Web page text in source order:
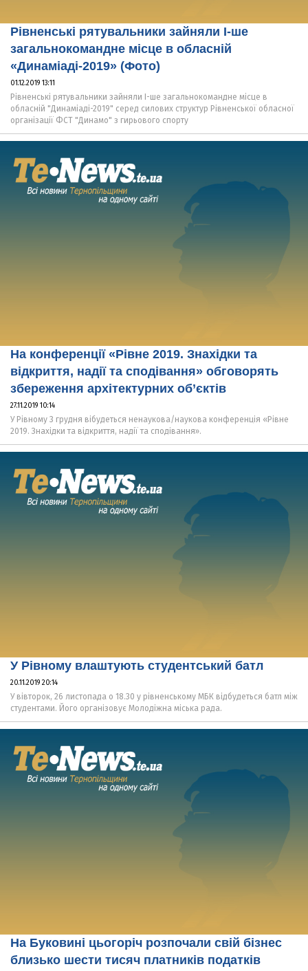
Рівненські рятувальники зайняли І-ше
загальнокомандне місце в обласній
«Динаміаді-2019» (Фото)
01.12.2019 13:11
Рівненські рятувальники зайняли І-ше загальнокомандне місце в
обласній "Динаміаді-2019" серед силових структур Рівненської обласної
організації ФСТ "Динамо" з гирьового спорту
На конференції «Рівне 2019. Знахідки та
відкриття, надії та сподівання» обговорять
збереження архітектурних об’єктів
27.11.2019 10:14
У Рівному 3 грудня вібудеться ненаукова/наукова конференція «Рівне
2019. Знахідки та відкриття, надії та сподівання».
У Рівному влаштують студентський батл
20.11.2019 20:14
У вівторок, 26 листопада о 18.30 у рівненському МБК відбудеться батл між
студентами. Його організовує Молодіжна міська рада.
На Буковині цьогоріч розпочали свій бізнес
близько шести тисяч платників податків